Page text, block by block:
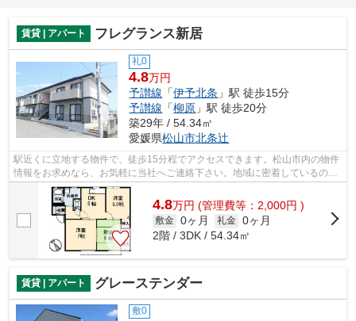
賃貸 | アパート フレグランス新居
礼0
4.8万円
予讃線 「伊予北条 」駅 徒歩15分
予讃線 「柳原 」駅 徒歩20分
築29年 / 54.34㎡
愛媛県松山市北条辻
駅近くに立地する物件で、徒歩15分程でアクセスできます。松山市内の物件
情報をお求めなら、お気軽に当社へご連絡下さい。地域に密着しているの
で、確かな賃貸情報と地域情報をご提供...
4.8万円 (管理費等：2,000円 )
敷金 0ヶ月 礼金 0ヶ月
2階 / 3DK / 54.34㎡
賃貸 | アパート グレーステンダー
敷0